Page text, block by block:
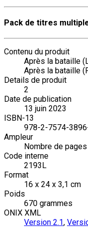
Pack de titres
Contenu du produit
Après la bataille
Après la bataille
Details de produit
2
Date de publication
13 juin 2023
ISBN-13
978-2-7574-
Ampleur
Nombre de
Code interne
2193L
Format
16 x 24 x 3,1 cm
Poids
670 grammes
ONIX XML
Version 2.1,